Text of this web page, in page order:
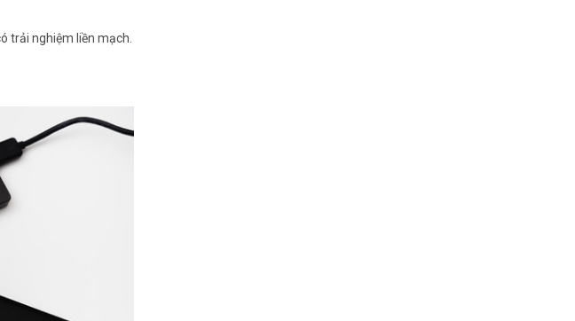
trải nghiệm liền mạch.